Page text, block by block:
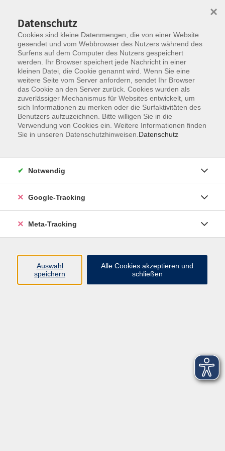
Skip to main content
Der Kurs konnte nicht gefunden werden.
Über uns
Datenschutz
Cookies sind kleine Datenmengen, die von einer Website
gesendet und vom Webbrowser des Nutzers während des
Surfens auf dem Computer des Nutzers gespeichert
werden. Ihr Browser speichert jede Nachricht in einer
kleinen Datei, die Cookie genannt wird. Wenn Sie eine
weitere Seite vom Server anfordern, sendet Ihr Browser
das Cookie an den Server zurück. Cookies wurden als
zuverlässiger Mechanismus für Websites entwickelt, um
sich Informationen zu merken oder die Surfaktivitäten des
Benutzers aufzuzeichnen. Bitte willigen Sie in die
Verwendung von Cookies ein. Weitere Informationen finden
Sie in unseren Datenschutzhinweisen. Datenschutz
×
Notwendig
Google-Tracking
Meta-Tracking
Auswahl
speichern
Alle Cookies akzeptieren und
schließen